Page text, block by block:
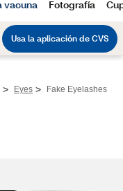
> Eyes > Fake Eyelashes